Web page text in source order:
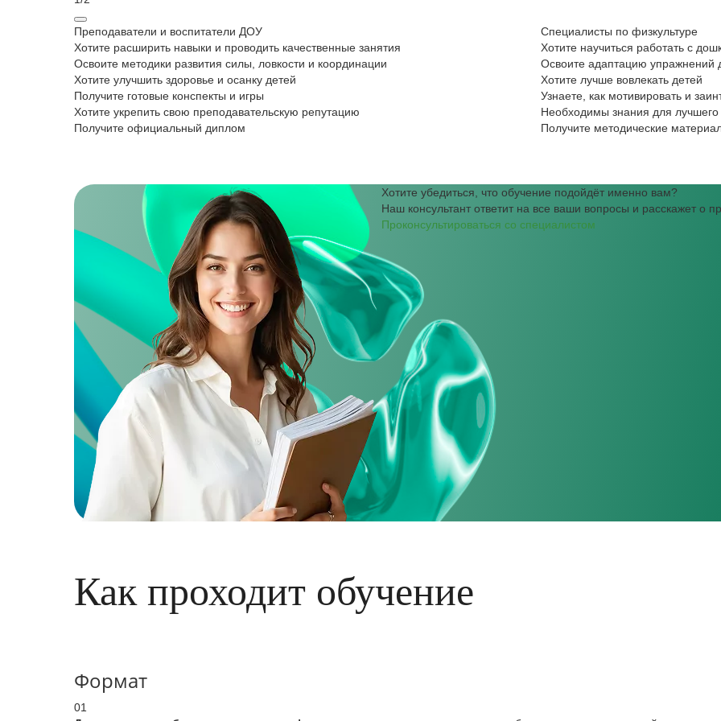
Преподаватели и воспитатели ДОУ
Хотите расширить навыки и проводить качественные занятия
Освоите методики развития силы, ловкости и координации
Хотите улучшить здоровье и осанку детей
Получите готовые конспекты и игры
Хотите укрепить свою преподавательскую репутацию
Получите официальный диплом
Специалисты по физкультуре
Хотите научиться работать с
Освоите адаптацию
Хотите лучше вовлекать детей
Узнаете, как мотивировать и
Необходимы знания для лучшего
Получите методические
Хотите убедиться, что обучение подойдёт именно вам?
Наш консультант ответит на все ваши вопросы и расскажет о
Проконсультироваться со специалистом
Как проходит обучение
Формат
01